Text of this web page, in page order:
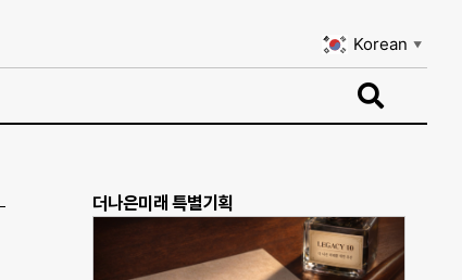
Korean ▼
더나은미래 특별기획